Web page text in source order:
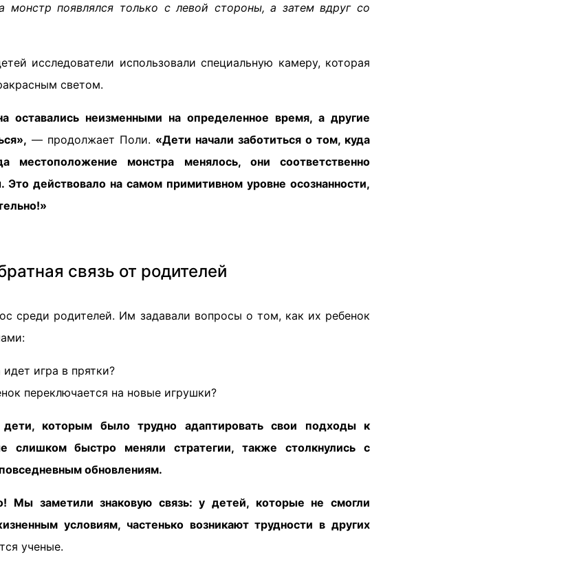
монстр появлялся только с левой стороны, а затем вдруг со
исследователи использовали специальную камеру, которая
светом.
оставались неизменными на определенное время, а другие
— продолжает Поли. «Дети начали заботиться о том, куда
местоположение монстра менялось, они соответственно
Это действовало на самом примитивном уровне осознанности,
связь от родителей
среди родителей. Им задавали вопросы о том, как их ребенок
идет игра в прятки?
переключается на новые игрушки?
дети, которым было трудно адаптировать свои подходы к
слишком быстро меняли стратегии, также столкнулись с
обновлениям.
Мы заметили знаковую связь: у детей, которые не смогли
условиям, частенько возникают трудности в других
ученые.